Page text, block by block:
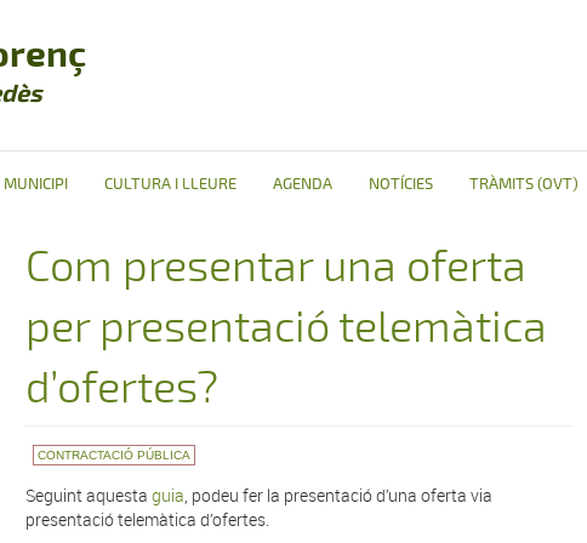
MUNICIPI CULTURA I LLEURE AGENDA NOTÍCIES TRÀMITS (OVT)
Com presentar una oferta
per presentació telemàtica
d’ofertes?
CONTRACTACIÓ PÚBLICA
Seguint aquesta guia, podeu fer la presentació d’una oferta via
presentació telemàtica d’ofertes.